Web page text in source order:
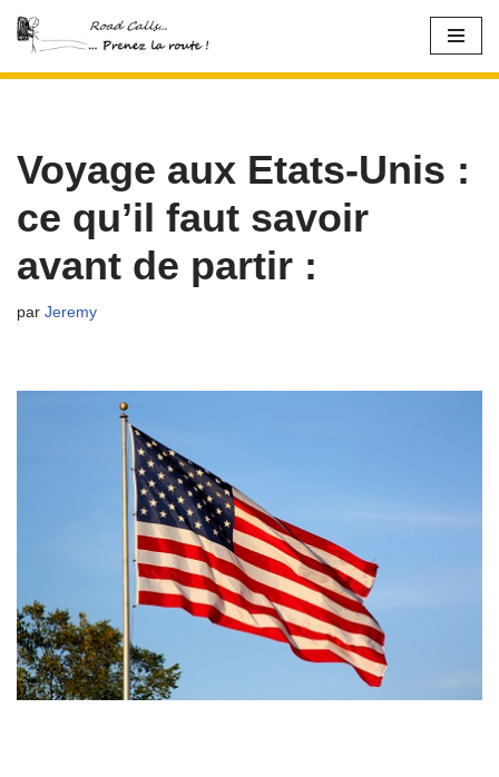
Aller
Voyage aux Etats-Unis :
ce qu’il faut savoir
avant de partir :
par Jeremy